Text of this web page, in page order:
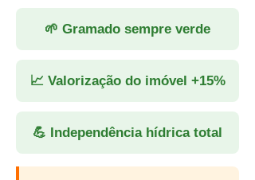
🌱 Gramado sempre verde
📈 Valorização do imóvel +15%
💪 Independência hídrica total